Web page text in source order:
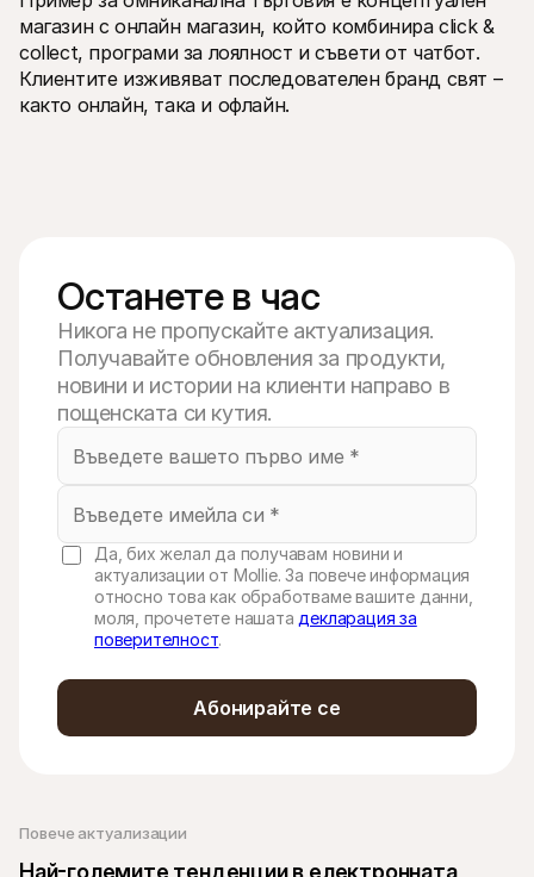
магазин с онлайн магазин, който комбинира click &
collect, програми за лоялност и съвети от чатбот.
Клиентите изживяват последователен бранд свят –
както онлайн, така и офлайн.
Повече актуализации
Най-големите тенденции в електронната
Останете в час
Никога не пропускайте актуализация.
Получавайте обновления за продукти,
новини и истории на клиенти направо в
пощенската си кутия.
Да, бих желал да получавам новини и
актуализации от Mollie. За повече информация
относно това как обработваме вашите данни,
моля, прочетете нашата декларация за
поверителност.
Абонирайте се